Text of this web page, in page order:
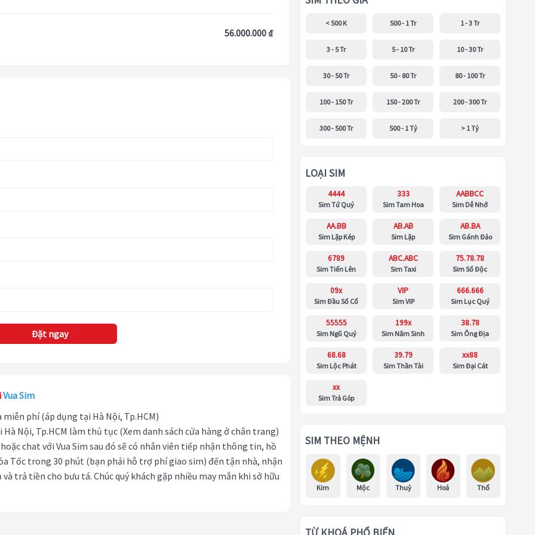
56.000.000 ₫
Đặt ngay
Vua Sim
phí (áp dụng tại Hà Nội, Tp.HCM)
Hà Nội, Tp.HCM làm thủ tục (Xem danh sách cửa hàng ở chân trang)
chat với Vua Sim sau đó sẽ có nhân viên tiếp nhận thông tin, hồ
Tốc trong 30 phút (bạn phải hỗ trợ phí giao sim) đến tận nhà, nhận
trả tiền cho bưu tá. Chúc quý khách gặp nhiều may mắn khi sở hữu
< 500 K 500 - 1 Tr 1 - 3 Tr
3 - 5 Tr 5 - 10 Tr 10 - 30 Tr
30 - 50 Tr 50 - 80 Tr 80 - 100 Tr
100 - 150 Tr 150 - 200 Tr 200 - 300 Tr
300 - 500 Tr 500 - 1 Tỷ > 1 Tỷ
LOẠI SIM
4444
Sim Tứ Quý
333
Sim Tam Hoa
AABBCC
Sim Dễ Nhớ
AA.BB
Sim Lặp Kép
AB.AB
Sim Lặp
AB.BA
Sim Gánh Đảo
6789
Sim Tiến Lên
ABC.ABC
Sim Taxi
75.78.78
Sim Số Độc
09x
Sim Đầu Số Cổ
VIP
Sim VIP
666.666
Sim Lục Quý
55555
Sim Ngũ Quý
199x
Sim Năm Sinh
38.78
Sim Ông Địa
68.68
Sim Lộc Phát
39.79
Sim Thần Tài
xx88
Sim Đại Cát
xx
Sim Trả Góp
SIM THEO MỆNH
Kim Mộc Thuỷ Hoả Thổ